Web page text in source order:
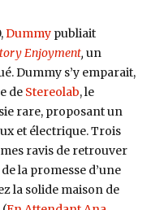
Dummypubliait
Enjoyment, un
Dummy s’y emparait,
de Stereolab, le
rare, proposant un
et électrique. Trois
ravis de retrouver
la promesse d’une
la solide maison de